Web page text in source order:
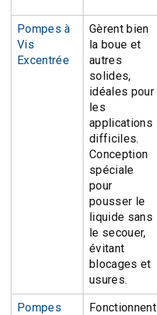
Pompes à
Vis
Excentrée
Gèrent bien
la boue et
autres
solides,
idéales pour
les
applications
difficiles.
Conception
spéciale
pour
pousser le
liquide sans
le secouer,
évitant
blocages et
usures.
Pompes
Fonctionnent